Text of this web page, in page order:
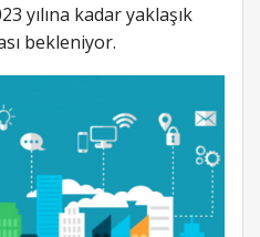
yılına kadar yaklaşık
bekleniyor.